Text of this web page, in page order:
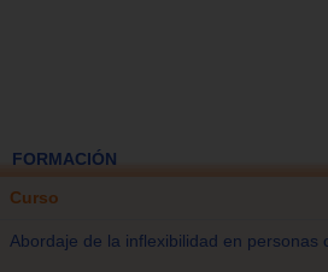
FORMACIÓN
Curso
Abordaje de la inflexibilidad en personas